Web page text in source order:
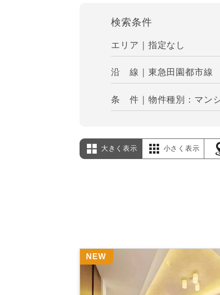
検索条件
エリア｜指定なし
沿 線｜東急田園都市線
条 件｜物件種別：マン
大きく表示 小さく表示
NEW